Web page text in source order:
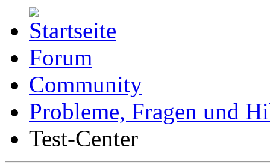
Forum
Community
Probleme, Fragen und
Test-Center